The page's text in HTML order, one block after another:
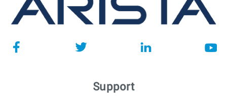
Support